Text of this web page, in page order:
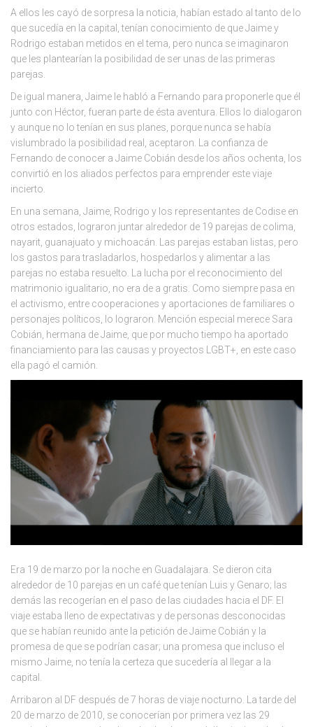
A ellos les cayó de sorpresa la noticia, habían estado al tanto de lo
que sucedía en la capital, tenían conocimiento de que Jaime y
Rodrigo estaban metidos en el tema, pero nunca se imaginaron
que les plantearían la posibilidad de ser unas de las primeras
parejas.
De igual manera, Jaime le habló a Fernando para proponerle que él
junto con Héctor, fueran parte de ésta aventura. Ellos lo dialogaron
y aunque no lo tenían en sus planes, porque nunca se había
vislumbrado la posibilidad real, aceptaron. La confianza de
Fernando de conocer a Jaime Cobián desde los años ochenta, los
convirtió en los aliados perfectos para emprender este viaje
incierto.
En una semana, Jaime, Rodrigo y los representantes de Codise en
otros estados, lograron juntar alrededor de 19 parejas de colima,
nayarit, guanajuato y michoacán. Las parejas estaban listas, pero
los gastos para trasladarlos, hospedarlos y alimentar a las
parejas no estaba resuelto. La lucha por el reconocimiento del
matrimonio igualitario, no era de a gratis. Como siempre pasa en
el activismo, entre cooperaciones y aportaciones de familiares o
personajes políticos, lo lograron. Mención especial merece Sara
Cobián, hermana de Jaime, que por mucho tiempo ha aportado
financiamiento para las causas y proyectos LGBT+, en este caso
ella pagó el camión.
Era 19 de marzo por la noche en Guadalajara. Se dieron cita
alrededor de 10 parejas en un café que tenían Luis y Genaro; las
demás las recogerían en el paso de las ciudades hacia el DF. El
viaje estaba lleno de expectativas y de personas desconocidas
que se habían reunido ante la petición de Jaime Cobián y la
promesa de que se podrían casar; una promesa que incluso el
mismo Jaime, no tenía la certeza que sucedería al llegar a la
capital.
Arribaron al DF después de 7 horas de viaje nocturno. La tarde del
20 de marzo de 2010, se conocerían por primera vez las 29